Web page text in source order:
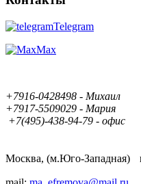
Telegram
Max
+7916-0428498 - Михаил
+7917-5509029 - Мария
+7(495)-438-94-79 - офис
Москва, (м.Юго-Западная)